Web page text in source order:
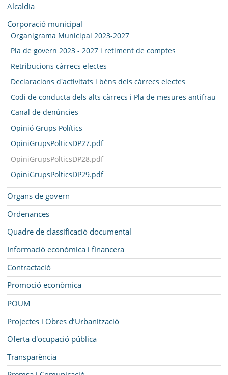
BELL-LLOC SOLUCIONA
Alcaldia
Corporació municipal
Organigrama Municipal 2023-2027
Pla de govern 2023 - 2027 i retiment de comptes
Retribucions càrrecs electes
Declaracions d'activitats i béns dels càrrecs electes
Codi de conducta dels alts càrrecs i Pla de mesures antifrau
Canal de denúncies
Opinió Grups Polítics
OpiniGrupsPolticsDP27.pdf
OpiniGrupsPolticsDP28.pdf
OpiniGrupsPolticsDP29.pdf
Organs de govern
Ordenances
Quadre de classificació documental
Informació econòmica i financera
Contractació
Promoció econòmica
POUM
Projectes i Obres d’Urbanització
Oferta d'ocupació pública
Transparència